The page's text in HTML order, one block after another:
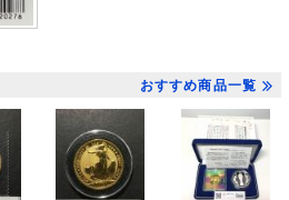
おすすめ商品一覧